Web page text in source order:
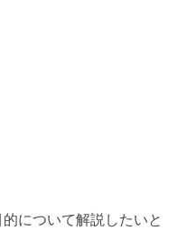
について解説したいと